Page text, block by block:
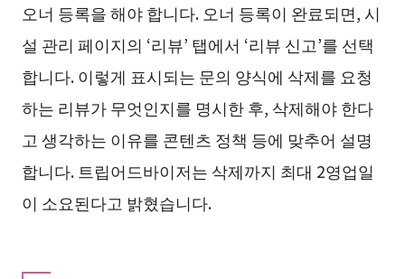
오너 등록을 해야 합니다. 오너 등록이 완료되면, 시
설 관리 페이지의 ‘리뷰’ 탭에서 ‘리뷰 신고’를 선택
합니다. 이렇게 표시되는 문의 양식에 삭제를 요청
하는 리뷰가 무엇인지를 명시한 후, 삭제해야 한다
고 생각하는 이유를 콘텐츠 정책 등에 맞추어 설명
합니다. 트립어드바이저는 삭제까지 최대 2영업일
이 소요된다고 밝혔습니다.